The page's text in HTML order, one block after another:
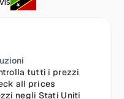
tutti i prezzi
all prices
negli Stati Uniti